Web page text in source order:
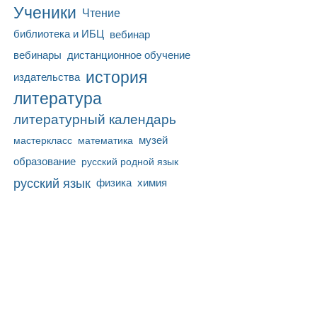
Ученики Чтение
библиотека и ИБЦ вебинар
вебинары дистанционное обучение
издательства история
литература
литературный календарь
мастеркласс математика музей
образование русский родной язык
русский язык физика химия